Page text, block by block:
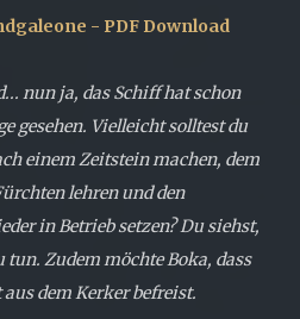
- PDF Download
nun ja, das Schiff hat schon
gesehen. Vielleicht solltest du
einem Zeitstein machen, dem
lehren und den
in Betrieb setzen? Du siehst,
tun. Zudem möchte Boka, dass
dem Kerker befreist.